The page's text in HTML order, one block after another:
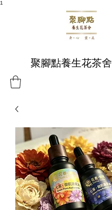
1
聚腳點養生花茶舍